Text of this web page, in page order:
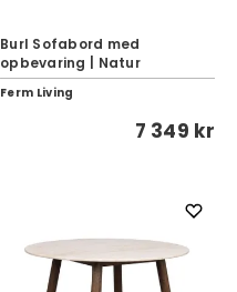
Burl Sofabord med
opbevaring | Natur
Ferm Living
7 349 kr